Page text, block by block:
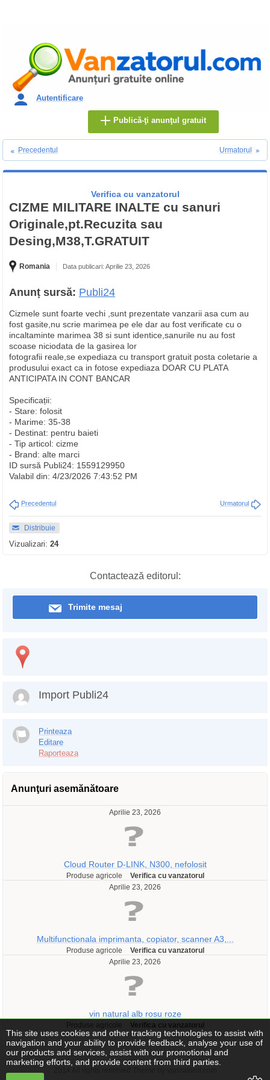
Autentificare
Publică-ţi anunţul gratuit
Precedentul Urmatorul
Verifica cu vanzatorul
CIZME MILITARE INALTE cu sanuri
Originale,pt.Recuzita sau
Desing,M38,T.GRATUIT
Romania Data publicari: Aprilie 23, 2026
Anunț sursă: Publi24
Cizmele sunt foarte vechi ,sunt prezentate vanzarii asa cum au
fost gasite,nu scrie marimea pe ele dar au fost verificate cu o
incaltaminte marimea 38 si sunt identice,sanurile nu au fost
scoase niciodata de la gasirea lor
fotografii reale,se expediaza cu transport gratuit posta coletarie a
produsului exact ca in fotose expediaza DOAR CU PLATA
ANTICIPATA IN CONT BANCAR
Specificații:
- Stare: folosit
- Marime: 35-38
- Destinat: pentru baieti
- Tip articol: cizme
- Brand: alte marci
ID sursă Publi24: 1559129950
Valabil din: 4/23/2026 7:43:52 PM
Precedentul Urmatorul
Distribuie
Vizualizari: 24
Contactează editorul:
Trimite mesaj
Import Publi24
Printeaza
Editare
Raporteaza
Anunţuri asemănătoare
Aprilie 23, 2026
Cloud Router D-LINK, N300, nefolosit
Produse agricole
Verifica cu vanzatorul
Aprilie 23, 2026
Multifunctionala imprimanta, copiator, scanner A3,...
Produse agricole
Verifica cu vanzatorul
Aprilie 23, 2026
vin natural alb rosu roze
Produse agricole Verifica cu vanzatorul
This site uses cookies and other tracking technologies to assist with
navigation and your ability to provide feedback, analyse your use of
our products and services, assist with our promotional and
marketing efforts, and provide content from third parties.